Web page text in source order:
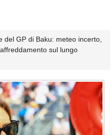
del GP di Baku: meteo incerto,
sul lungo